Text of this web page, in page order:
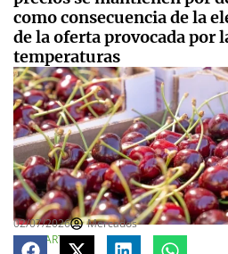
como consecuencia de la
de la oferta provocada por
temperaturas
02/07/2026
Mercados
COMPARTE